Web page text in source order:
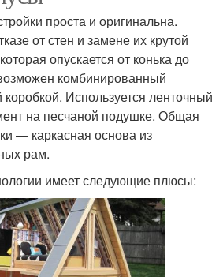
проста и оригинальна.
от стен и замене их крутой
опускается от конька до
комбинированный
Используется ленточный
на песчаной подушке. Общая
— каркасная основа из
рам.
имеет следующие плюсы: